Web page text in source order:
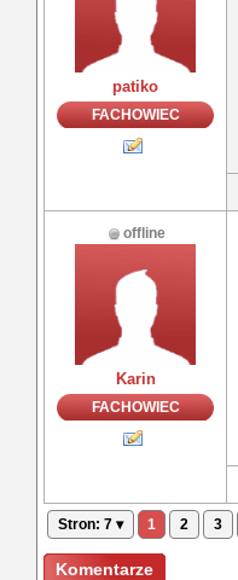
patiko
FACHOWIEC
offline
Karin
FACHOWIEC
Stron: 7 ▾ 1 2 3
Komentarze